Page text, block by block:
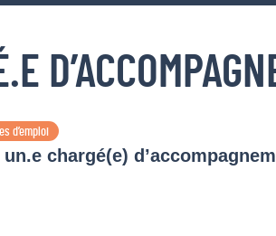
d’emploi
chargé(e)